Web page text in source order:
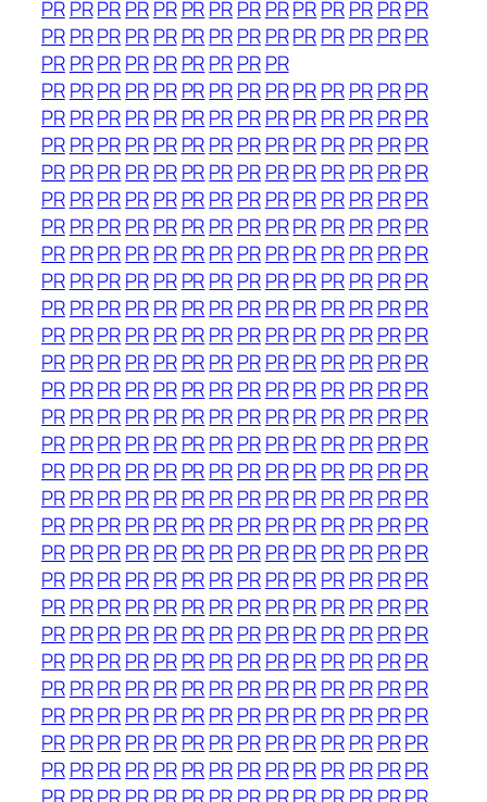
PRPRPRPRPR PRPRPRPRPRPRPR PRPR
PRPRPRPRPR PRPRPRPRPRPRPR PRPR
PRPRPRPRPR PRPRPRPR
PRPRPRPRPR PRPRPRPRPRPRPR PRPR
PRPRPRPRPR PRPRPRPRPRPRPR PRPR
PRPRPRPRPR PRPRPRPRPRPRPR PRPR
PRPRPRPRPR PRPRPRPRPRPRPR PRPR
PRPRPRPRPR PRPRPRPRPRPRPR PRPR
PRPRPRPRPR PRPRPRPRPRPRPR PRPR
PRPRPRPRPR PRPRPRPRPRPRPR PRPR
PRPRPRPRPR PRPRPRPRPRPRPR PRPR
PRPRPRPRPR PRPRPRPRPRPRPR PRPR
PRPRPRPRPR PRPRPRPRPRPRPR PRPR
PRPRPRPRPR PRPRPRPRPRPRPR PRPR
PRPRPRPRPR PRPRPRPRPRPRPR PRPR
PRPRPRPRPR PRPRPRPRPRPRPR PRPR
PRPRPRPRPR PRPRPRPRPRPRPR PRPR
PRPRPRPRPR PRPRPRPRPRPRPR PRPR
PRPRPRPRPR PRPRPRPRPRPRPR PRPR
PRPRPRPRPR PRPRPRPRPRPRPR PRPR
PRPRPRPRPR PRPRPRPRPRPRPR PRPR
PRPRPRPRPR PRPRPRPRPRPRPR PRPR
PRPRPRPRPR PRPRPRPRPRPRPR PRPR
PRPRPRPRPR PRPRPRPRPRPRPR PRPR
PRPRPRPRPR PRPRPRPRPRPRPR PRPR
PRPRPRPRPR PRPRPRPRPRPRPR PRPR
PRPRPRPRPR PRPRPRPRPRPRPR PRPR
PRPRPRPRPR PRPRPRPRPRPRPR PRPR
PRPRPRPRPR PRPRPRPRPRPRPR PRPR